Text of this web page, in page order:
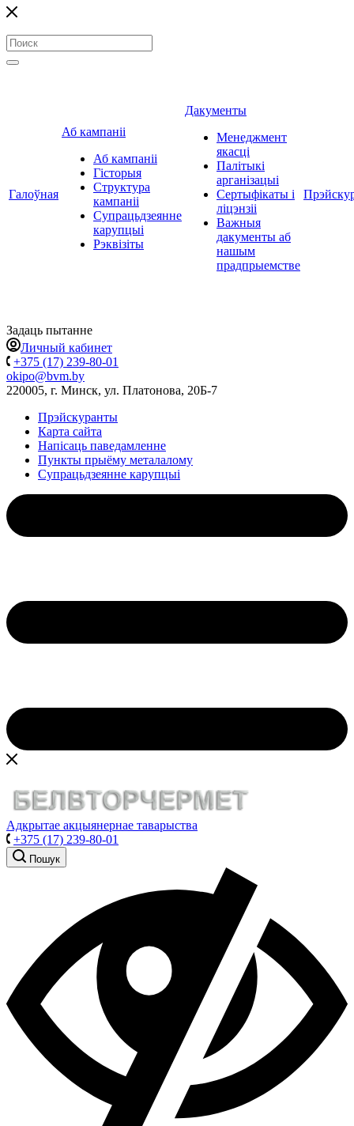
Галоўная
Аб кампаніі
Аб кампаніі
Гісторыя
Структура
кампаніі
Супрацьдзеянне
карупцыі
Рэквізіты
Дакументы
Менеджмент
якасці
Палітыкі
арганізацыі
Сертыфікаты і
ліцэнзіі
Важныя
дакументы аб
нашым
прадпрыемстве
Задаць пытанне
Личный кабинет
+375 (17) 239-80-01
okipo@bvm.by
220005, г. Минск, ул. Платонова, 20Б-7
Прэйскуранты
Карта сайта
Напісаць паведамленне
Пункты прыёму металалому
Супрацьдзеянне карупцыі
Адкрытае акцыянернае таварыства
+375 (17) 239-80-01
Пошук